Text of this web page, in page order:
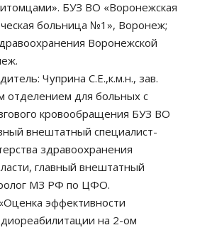
БУЗ ВО «Воронежская
больница №1», Воронеж;
Воронежской
Чуприна С.Е.,к.м.н., зав.
отделением для больных с
кровообращения БУЗ ВО
внештатный специалист-
здравоохранения
главный внештатный
МЗ РФ по ЦФО.
эффективности
на 2-ом